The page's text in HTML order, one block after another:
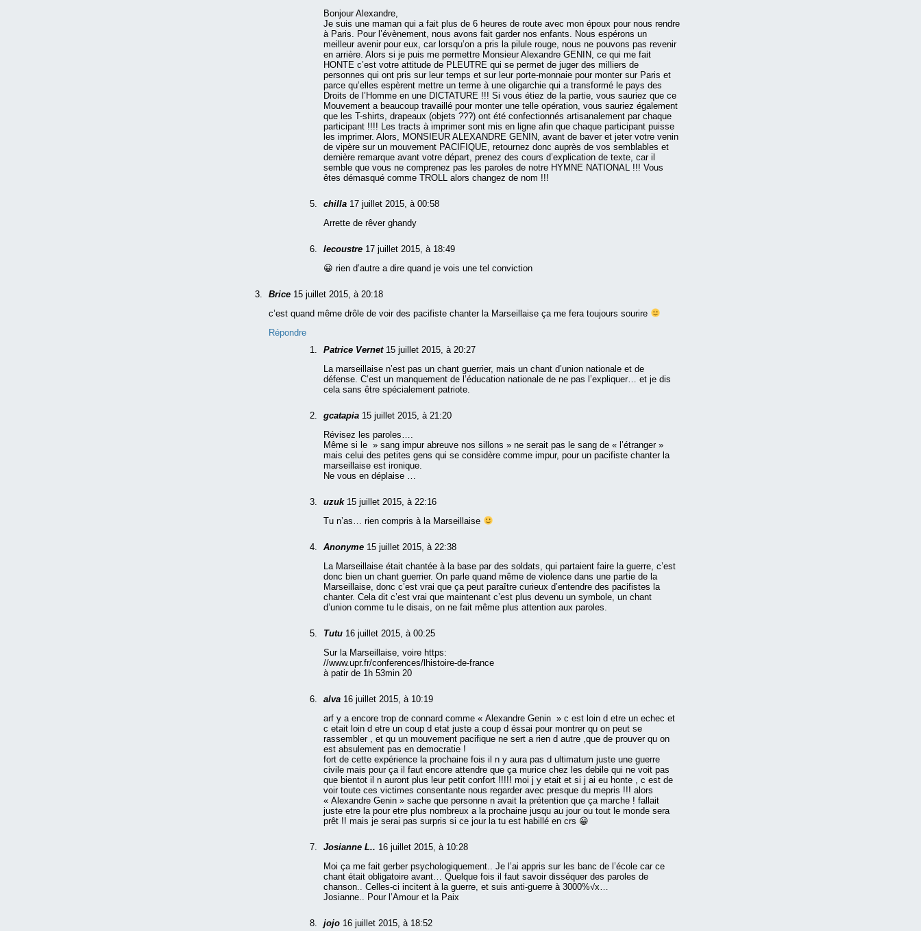
Bonjour Alexandre,
Je suis une maman qui a fait plus de 6 heures de route avec mon époux pour nous rendre
à Paris. Pour l’évènement, nous avons fait garder nos enfants. Nous espérons un
meilleur avenir pour eux, car lorsqu’on a pris la pilule rouge, nous ne pouvons pas revenir
en arrière. Alors si je puis me permettre Monsieur Alexandre GENIN, ce qui me fait
HONTE c’est votre attitude de PLEUTRE qui se permet de juger des milliers de
personnes qui ont pris sur leur temps et sur leur porte-monnaie pour monter sur Paris et
parce qu’elles espèrent mettre un terme à une oligarchie qui a transformé le pays des
Droits de l’Homme en une DICTATURE !!! Si vous étiez de la partie, vous sauriez que ce
Mouvement a beaucoup travaillé pour monter une telle opération, vous sauriez également
que les T-shirts, drapeaux (objets ???) ont été confectionnés artisanalement par chaque
participant !!!! Les tracts à imprimer sont mis en ligne afin que chaque participant puisse
les imprimer. Alors, MONSIEUR ALEXANDRE GENIN, avant de baver et jeter votre venin
de vipère sur un mouvement PACIFIQUE, retournez donc auprès de vos semblables et
dernière remarque avant votre départ, prenez des cours d’explication de texte, car il
semble que vous ne comprenez pas les paroles de notre HYMNE NATIONAL !!! Vous
êtes démasqué comme TROLL alors changez de nom !!!
chilla 17 juillet 2015, à 00:58
Arrette de rêver ghandy
lecoustre 17 juillet 2015, à 18:49
😀 rien d’autre a dire quand je vois une tel conviction
Brice 15 juillet 2015, à 20:18
c’est quand même drôle de voir des pacifiste chanter la Marseillaise ça me fera toujours sourire
Répondre
Patrice Vernet 15 juillet 2015, à 20:27
La marseillaise n’est pas un chant guerrier, mais un chant d’union nationale et de
défense. C’est un manquement de l’éducation nationale de ne pas l’expliquer… et je dis
cela sans être spécialement patriote.
gcatapia 15 juillet 2015, à 21:20
Révisez les paroles….
Même si le » sang impur abreuve nos sillons » ne serait pas le sang de « l’étranger »
mais celui des petites gens qui se considère comme impur, pour un pacifiste chanter la
marseillaise est ironique.
Ne vous en déplaise …
uzuk 15 juillet 2015, à 22:16
Tu n’as… rien compris à la Marseillaise
Anonyme 15 juillet 2015, à 22:38
La Marseillaise était chantée à la base par des soldats, qui partaient faire la guerre, c’est
donc bien un chant guerrier. On parle quand même de violence dans une partie de la
Marseillaise, donc c’est vrai que ça peut paraître curieux d’entendre des pacifistes la
chanter. Cela dit c’est vrai que maintenant c’est plus devenu un symbole, un chant
d’union comme tu le disais, on ne fait même plus attention aux paroles.
Tutu 16 juillet 2015, à 00:25
Sur la Marseillaise, voire https:
//www.upr.fr/conferences/lhistoire-de-france
à patir de 1h 53min 20
alva 16 juillet 2015, à 10:19
arf y a encore trop de connard comme « Alexandre Genin » c est loin d etre un echec et
c etait loin d etre un coup d etat juste a coup d éssai pour montrer qu on peut se
rassembler , et qu un mouvement pacifique ne sert a rien d autre ,que de prouver qu on
est absulement pas en democratie !
fort de cette expérience la prochaine fois il n y aura pas d ultimatum juste une guerre
civile mais pour ça il faut encore attendre que ça murice chez les debile qui ne voit pas
que bientot il n auront plus leur petit confort !!!!! moi j y etait et si j ai eu honte , c est de
voir toute ces victimes consentante nous regarder avec presque du mepris !!! alors
« Alexandre Genin » sache que personne n avait la prétention que ça marche ! fallait
juste etre la pour etre plus nombreux a la prochaine jusqu au jour ou tout le monde sera
prêt !! mais je serai pas surpris si ce jour la tu est habillé en crs 😀
Josianne L.. 16 juillet 2015, à 10:28
Moi ça me fait gerber psychologiquement.. Je l’ai appris sur les banc de l’école car ce
chant était obligatoire avant… Quelque fois il faut savoir disséquer des paroles de
chanson.. Celles-ci incitent à la guerre, et suis anti-guerre à 3000%√x…
Josianne.. Pour l’Amour et la Paix
jojo 16 juillet 2015, à 18:52